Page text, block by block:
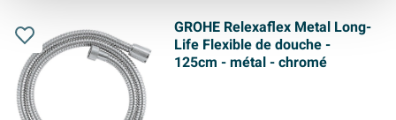
GROHE Relexaflex Metal Long-
Life Flexible de douche -
125cm - métal - chromé